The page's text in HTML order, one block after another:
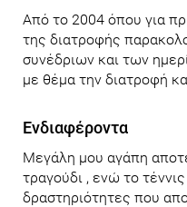
Από το 2004 όπου για
της διατροφής
συνέδριων και των
με θέμα την διατροφή
Ενδιαφέροντα
Μεγάλη μου αγάπη
τραγούδι , ενώ το
δραστηριότητες που